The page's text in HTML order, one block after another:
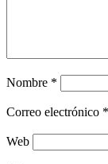
Nombre *
Correo electrónico *
Web